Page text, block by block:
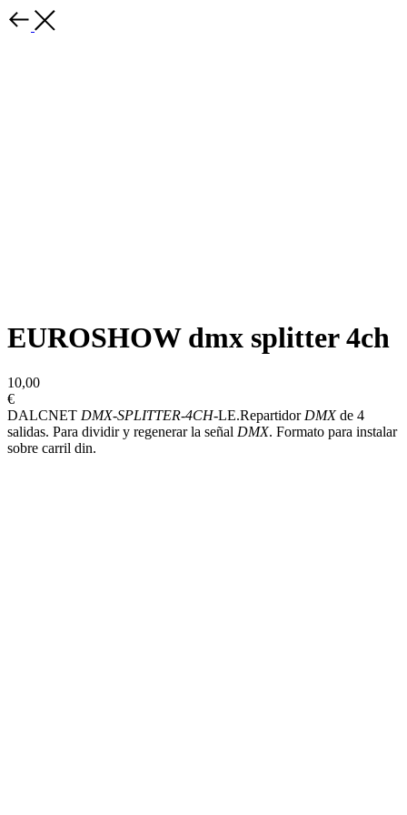
EUROSHOW dmx splitter 4ch
10,00
€
DALCNET DMX-SPLITTER-4CH-LE.Repartidor DMXde 4
salidas. Para dividir y regenerar la señal DMX. Formato para instalar
sobre carril din.